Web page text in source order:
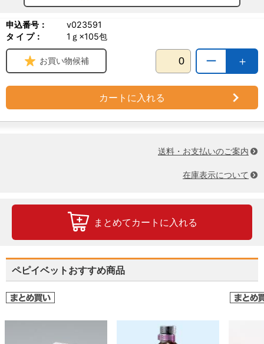
申込番号：
v023591
タ イ プ：
1ｇ×105包
＋
ー
お買い物候補
カートに入れる
送料・お支払いのご案内
在庫表示について
まとめてカートに入れる
ペピイベットおすすめ商品